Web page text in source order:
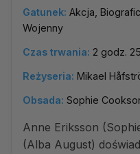
Gatunek: Akcja,
Wojenny
Czas trwania: 2 godz.
Reżyseria: Mikael
Obsada: Sophie
Anne Eriksson
(Alba August)